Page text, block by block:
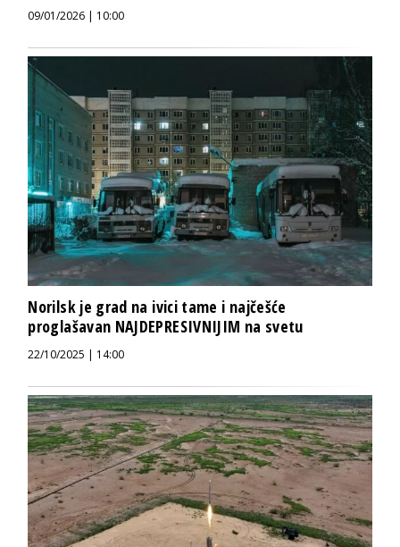
09/01/2026 | 10:00
Norilsk je grad na ivici tame i najčešće
proglašavan NAJDEPRESIVNIJIM na svetu
22/10/2025 | 14:00